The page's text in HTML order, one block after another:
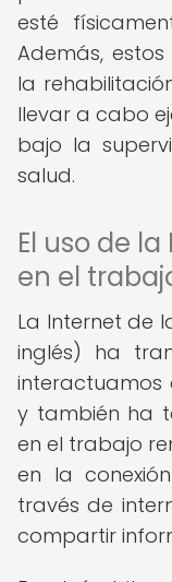
esté
Además,
la
llevar a cabo
bajo la
salud.
El uso de
en el
La Internet de
inglés) ha
interactuamos
y también ha
en el trabajo
en la
través de
compartir